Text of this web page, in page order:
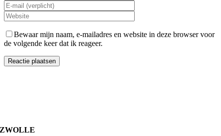
Bewaar mijn naam, e-mailadres en website in deze browser voor
de volgende keer dat ik reageer.
ZWOLLE